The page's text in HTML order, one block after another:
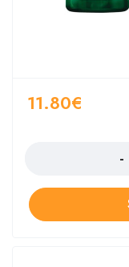
11.80€